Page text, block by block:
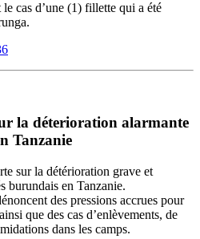
cas d’une (1) fillette qui a été
la déterioration alarmante
Tanzanie
sur la détérioration grave et
burundais en Tanzanie.
des pressions accrues pour
que des cas d’enlèvements, de
dans les camps.